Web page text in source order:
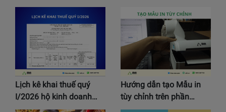
Lịch kê khai thuế quý
I/2026 hộ kinh doanh…
Hướng dẫn tạo Mẫu in
tùy chỉnh trên phần…